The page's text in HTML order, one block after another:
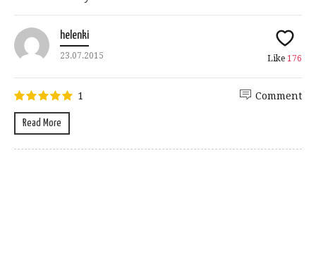
helenki
23.07.2015 Like 176
1
Read More
Comment